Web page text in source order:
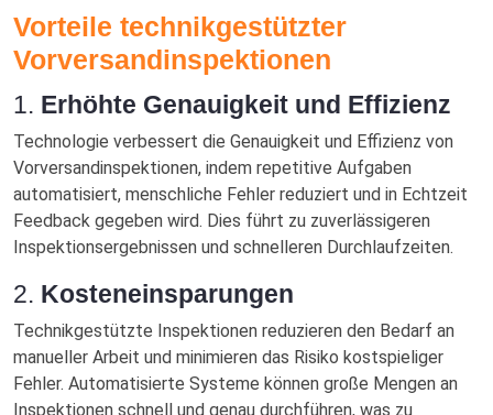
Vorteile technikgestützter
Vorversandinspektionen
1. Erhöhte Genauigkeit und Effizienz
Technologie verbessert die Genauigkeit und Effizienz von
Vorversandinspektionen, indem repetitive Aufgaben
automatisiert, menschliche Fehler reduziert und in Echtzeit
Feedback gegeben wird. Dies führt zu zuverlässigeren
Inspektionsergebnissen und schnelleren Durchlaufzeiten.
2. Kosteneinsparungen
Technikgestützte Inspektionen reduzieren den Bedarf an
manueller Arbeit und minimieren das Risiko kostspieliger
Fehler. Automatisierte Systeme können große Mengen an
Inspektionen schnell und genau durchführen, was zu